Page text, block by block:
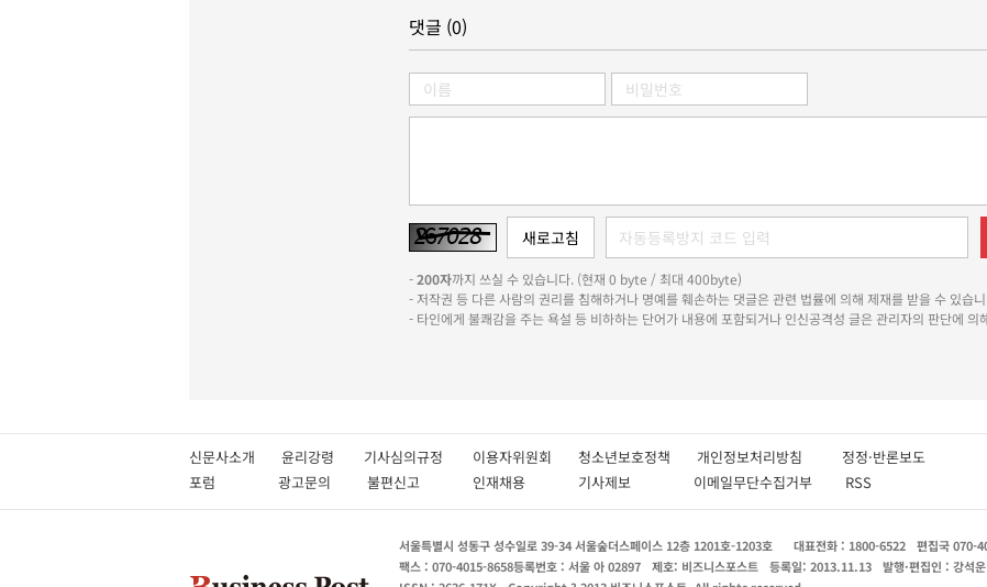
댓글 (0)
-200자까지 쓰실 수 있습니다. (현재 0 byte / 최대 400byte)
- 저작권 등 다른 사람의 권리를 침해하거나 명예를 훼손하는 댓글은 관련 법률에 의해 제재를 받을 수 있습
- 타인에게 불쾌감을 주는 욕설 등 비하하는 단어가 내용에 포함되거나 인신공격성 글은 관리자의 판단에 의
신문사소개 윤리강령 기사심의규정 이용자위원회 청소년보호정책 개인정보처리방침 정정·반론보도
포럼
광고문의 불편신고 인재채용 기사제보 이메일무단수집거부 RSS
서울특별시 성동구 성수일로 39-34 서울숲더스페이스 12층 1201호-1203호 대표전화 : 1800-6522 편집국 070-
팩스 : 070-4015-8658등록번호 : 서울 아 02897 제호: 비즈니스포스트 등록일: 2013.11.13 발행·편집인 : 강석운